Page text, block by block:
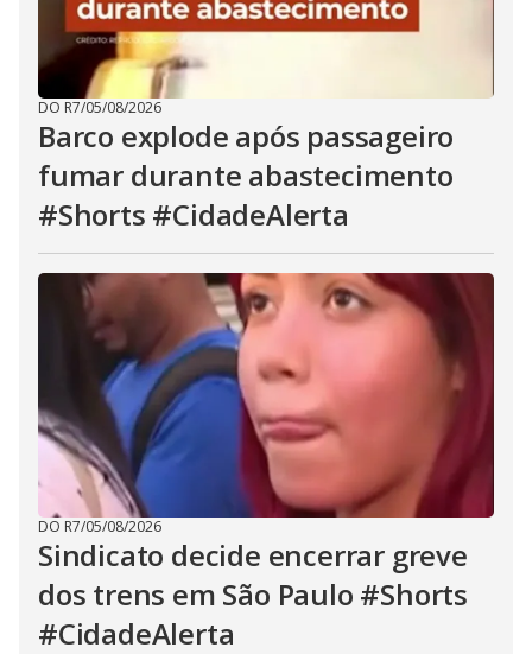
DO R7/05/08/2026
Barco explode após passageiro
fumar durante abastecimento
#Shorts #CidadeAlerta
DO R7/05/08/2026
Sindicato decide encerrar greve
dos trens em São Paulo #Shorts
#CidadeAlerta